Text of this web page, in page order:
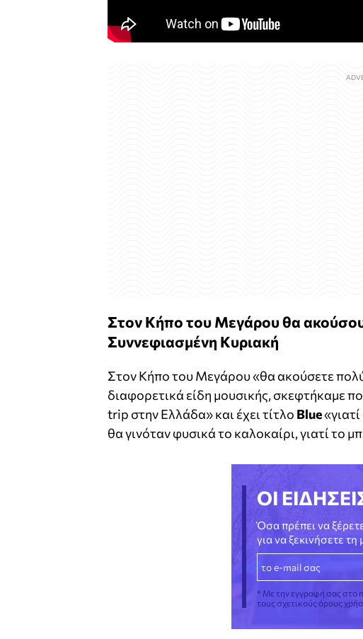
Στον Κήπο του Μεγάρου θα
Συννεφιασμένη Κυριακή
Στον Κήπο του Μεγάρου «θα ακούσετε
διαφορετικά είδη μουσικής, σκεφτήκαμε
trip στην Ελλάδα» και έχει τίτλο Blue
θα γινόταν φυσικά το καλοκαίρι, γιατί το
ΟΙ
Όσα πρέπει να
για να ξεκινήσετε
* Με την εγγραφή σας στο
τους σχετικούς όρους